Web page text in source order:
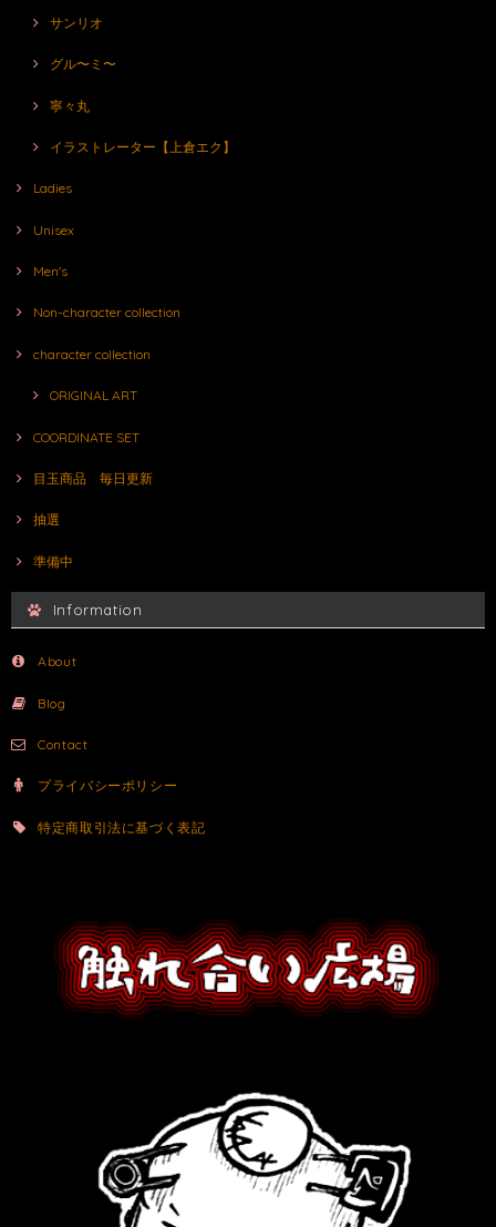
サンリオ
グル〜ミ〜
寧々丸
イラストレーター【上倉エク】
Ladies
Unisex
Men's
Non-character collection
character collection
ORIGINAL ART
COORDINATE SET
目玉商品 毎日更新
抽選
準備中
Information
About
Blog
Contact
プライバシーポリシー
特定商取引法に基づく表記